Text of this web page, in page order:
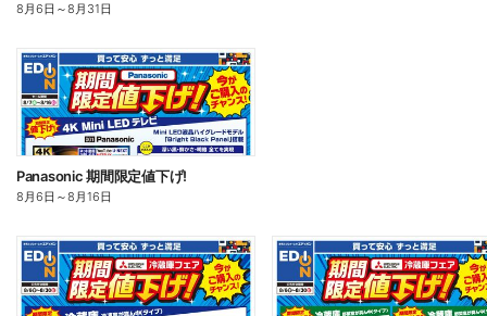
8月6日 ～8月31日
Panasonic 期間限定値下げ!
8月6日 ～8月16日